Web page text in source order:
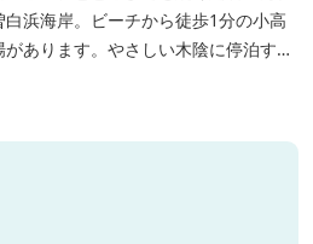
浜海岸。ビーチから徒歩1分の小高
あります。やさしい木陰に停泊する
です。 航海の気分高まる
できないほど広く、くつろぎの空
快適にお過ごしいただけます。甲板の